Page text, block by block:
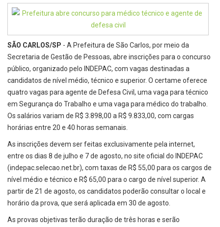
SÃO CARLOS/SP - A Prefeitura de São Carlos, por meio da
Secretaria de Gestão de Pessoas, abre inscrições para o concurso
público, organizado pelo INDEPAC, com vagas destinadas a
candidatos de nível médio, técnico e superior. O certame oferece
quatro vagas para agente de Defesa Civil, uma vaga para técnico
em Segurança do Trabalho e uma vaga para médico do trabalho.
Os salários variam de R$ 3.898,00 a R$ 9.833,00, com cargas
horárias entre 20 e 40 horas semanais.
As inscrições devem ser feitas exclusivamente pela internet,
entre os dias 8 de julho e 7 de agosto, no site oficial do INDEPAC
(indepac.selecao.net.br), com taxas de R$ 55,00 para os cargos de
nível médio e técnico e R$ 65,00 para o cargo de nível superior. A
partir de 21 de agosto, os candidatos poderão consultar o local e
horário da prova, que será aplicada em 30 de agosto.
As provas objetivas terão duração de três horas e serão